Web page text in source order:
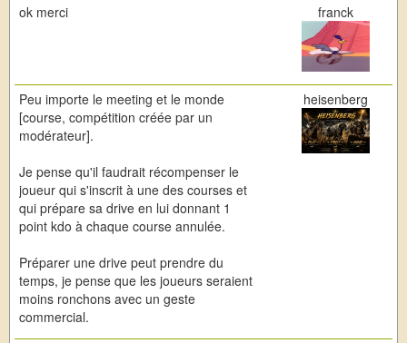
ok merci franck
Peu importe le meeting et le monde
[course, compétition créée par un
modérateur].
Je pense qu'il faudrait récompenser le
joueur qui s'inscrit à une des courses et
qui prépare sa drive en lui donnant 1
point kdo à chaque course annulée.
Préparer une drive peut prendre du
temps, je pense que les joueurs seraient
moins ronchons avec un geste
commercial.
heisenberg